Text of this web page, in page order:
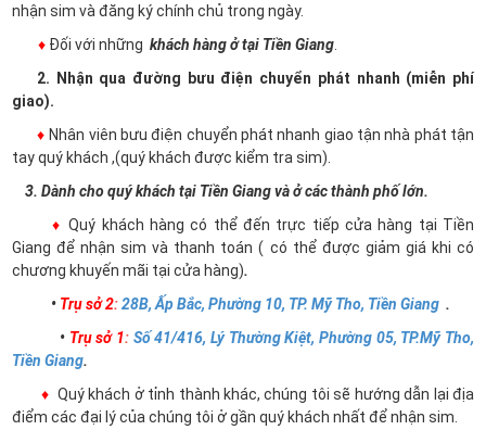
nhận sim và đăng ký chính chủ trong ngày.
♦ Đối với những khách hàng ở tại Tiền Giang
2. Nhận qua đường bưu điện chuyển phát nhanh (miễn phí
giao).
♦ Nhân viên bưu điện chuyển phát nhanh giao tận nhà phát tận
tay quý khách ,(quý khách được kiểm tra sim).
3. Dành cho quý khách tại Tiền Giang và ở các thành phố lớn.
♦ Quý khách hàng có thể đến trực tiếp cửa hàng tại Tiền
Giang để nhận sim và thanh toán ( có thể được giảm giá khi có
chương khuyến mãi tại cửa hàng).
• Trụ sở 2:28B, Ấp Bắc, Phường 10, TP. Mỹ Tho, Tiền Giang .
• Trụ sở 1: Số 41/416, Lý Thường Kiệt, Phường 05, TP.Mỹ Tho,
Tiền Giang.
♦ Quý khách ở tỉnh thành khác, chúng tôi sẽ hướng dẫn lại địa
điểm các đại lý của chúng tôi ở gần quý khách nhất để nhận sim.